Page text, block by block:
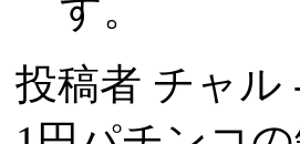
す。
投稿者 チャル